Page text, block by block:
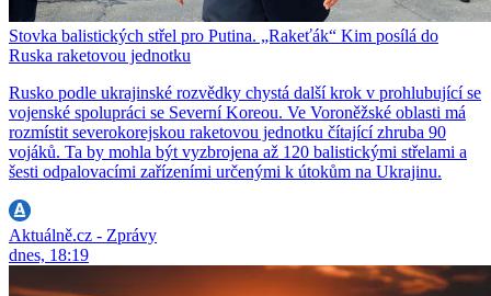
Stovka balistických střel pro Putina. „Rakeťák“ Kim posílá do
Ruska raketovou jednotku
Rusko podle ukrajinské rozvědky chystá další krok v prohlubující se
vojenské spolupráci se Severní Koreou. Ve Voroněžské oblasti má
rozmístit severokorejskou raketovou jednotku čítající zhruba 90
vojáků. Ta by mohla být vyzbrojena až 120 balistickými střelami a
šesti odpalovacími zařízeními určenými k útokům na Ukrajinu.
Aktuálně.cz - Zprávy
dnes, 18:19